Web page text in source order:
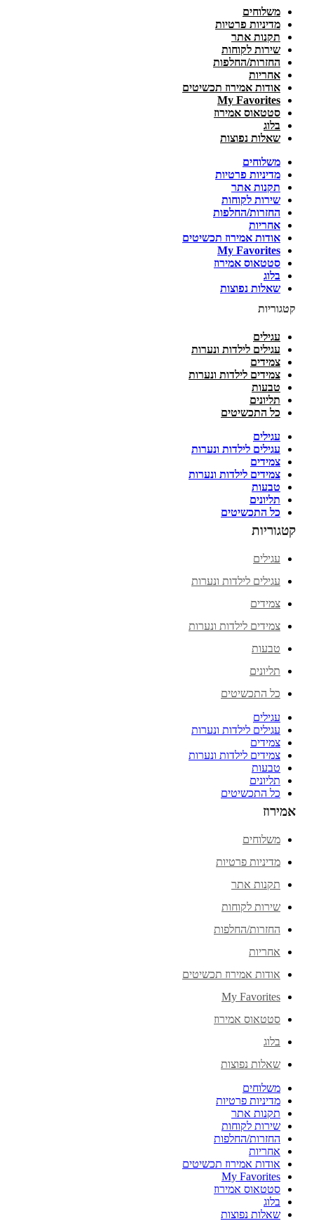
משלוחים
מדיניות פרטיות
תקנות אתר
שירות לקוחות
החזרות/החלפות
אחריות
אודות אמירוז תכשיטים
My Favorites
סטטאוס אמירוז
בלוג
שאלות נפוצות
משלוחים
מדיניות פרטיות
תקנות אתר
שירות לקוחות
החזרות/החלפות
אחריות
אודות אמירוז תכשיטים
My Favorites
סטטאוס אמירוז
בלוג
שאלות נפוצות
קטגוריות
עגילים
עגילים לילדות ונערות
צמידים
צמידים לילדות ונערות
טבעות
תליונים
כל התכשיטים
עגילים
עגילים לילדות ונערות
צמידים
צמידים לילדות ונערות
טבעות
תליונים
כל התכשיטים
קטגוריות
עגילים
עגילים לילדות ונערות
צמידים
צמידים לילדות ונערות
טבעות
תליונים
כל התכשיטים
עגילים
עגילים לילדות ונערות
צמידים
צמידים לילדות ונערות
טבעות
תליונים
כל התכשיטים
אמירוז
משלוחים
מדיניות פרטיות
תקנות אתר
שירות לקוחות
החזרות/החלפות
אחריות
אודות אמירוז תכשיטים
My Favorites
סטטאוס אמירוז
בלוג
שאלות נפוצות
משלוחים
מדיניות פרטיות
תקנות אתר
שירות לקוחות
החזרות/החלפות
אחריות
אודות אמירוז תכשיטים
My Favorites
סטטאוס אמירוז
בלוג
שאלות נפוצות